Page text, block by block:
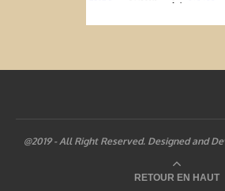
@2019 - All Right Reserved. Designed and
RETOUR EN HAUT